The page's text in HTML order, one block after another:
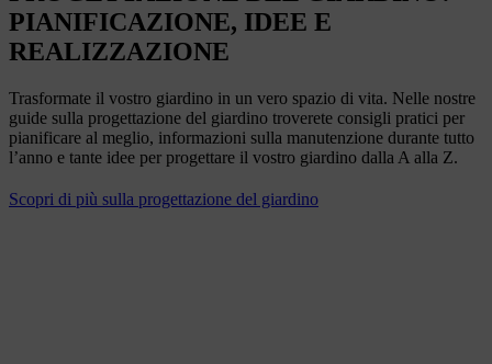
PIANIFICAZIONE, IDEE E
REALIZZAZIONE
Trasformate il vostro giardino in un vero spazio di vita. Nelle nostre
guide sulla progettazione del giardino troverete consigli pratici per
pianificare al meglio, informazioni sulla manutenzione durante tutto
l’anno e tante idee per progettare il vostro giardino dalla A alla Z.
Scopri di più sulla progettazione del giardino